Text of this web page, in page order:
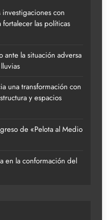
investigaciones con
las políticas
la situación adversa
una transformación con
y espacios
de «Pelota al Medio
en la conformación del